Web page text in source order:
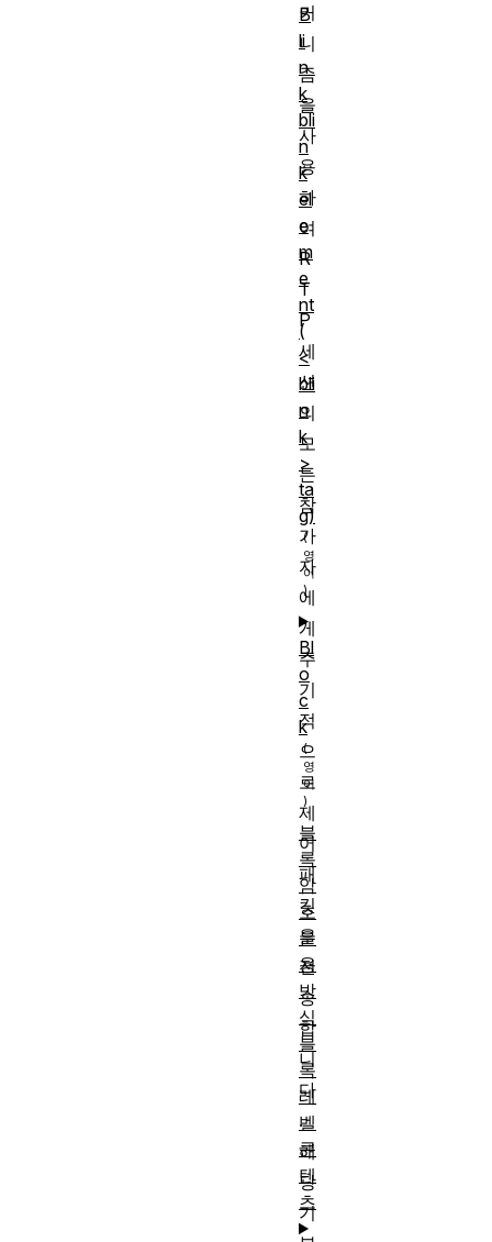
커
니
즘
을
사
용
하
여
R
T
P
세
션
의
모
든
참
가
자
에
게
주
기
적
으
로
제
어
패
킷
을
전
송
합
니
다
.
해
당
기
B
li
n
k
bli
n
k
el
e
m
e
nt
(
<
bli
n
k
>
ta
g)
Bl
o
c
k
블
록
암
호
운
용
방
식
블
록
레
벨
콘
텐
츠